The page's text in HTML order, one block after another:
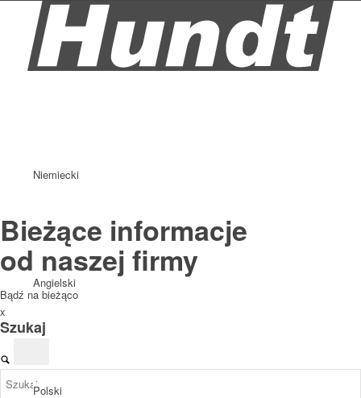
Niemiecki
Angielski
Polski
Bieżące informacje
od naszej firmy
Bądź na bieżąco
x
Szukaj